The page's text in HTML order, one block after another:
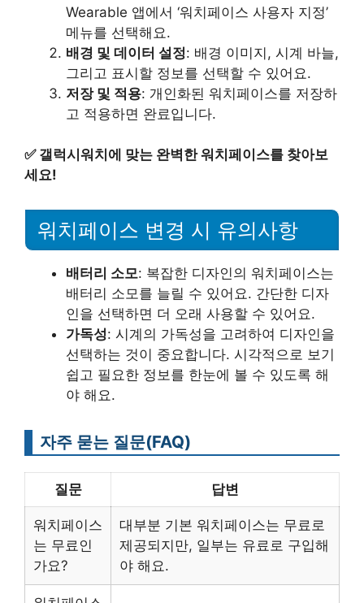
Wearable 앱에서 ‘워치페이스 사용자 지정’
메뉴를 선택해요.
배경 및 데이터 설정: 배경 이미지, 시계 바늘,
그리고 표시할 정보를 선택할 수 있어요.
저장 및 적용: 개인화된 워치페이스를 저장하
고 적용하면 완료입니다.
✅ 갤럭시워치에 맞는 완벽한 워치페이스를 찾아보
세요!
워치페이스 변경 시 유의사항
배터리 소모: 복잡한 디자인의 워치페이스는
배터리 소모를 늘릴 수 있어요. 간단한 디자
인을 선택하면 더 오래 사용할 수 있어요.
가독성: 시계의 가독성을 고려하여 디자인을
선택하는 것이 중요합니다. 시각적으로 보기
쉽고 필요한 정보를 한눈에 볼 수 있도록 해
야 해요.
자주 묻는 질문(FAQ)
질문 답변
워치페이스
는 무료인
가요?
대부분 기본 워치페이스는 무료로
제공되지만, 일부는 유료로 구입해
야 해요.